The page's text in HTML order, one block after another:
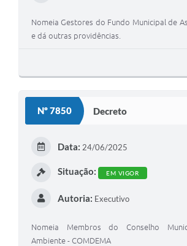
Nomeia Gestores do Fundo Municipal de
e dá outras providências.
Nº 7850 Decreto
Data: 24/06/2025
Situação: EM VIGOR
Autoria: Executivo
Nomeia Membros do Conselho
Ambiente - COMDEMA